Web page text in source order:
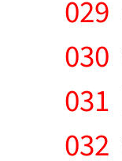
029
030
031
032